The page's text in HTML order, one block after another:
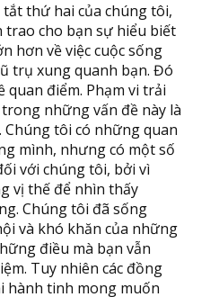
thứ hai của chúng tôi,
cho bạn sự hiểu biết
hơn về việc cuộc sống
trụ xung quanh bạn. Đó
điểm. Phạm vi trải
những vấn đề này là
tôi có những quan
mình, nhưng có một số
với chúng tôi, bởi vì
vị thế để nhìn thấy
Chúng tôi đã sống
và khó khăn của những
điều mà bạn vẫn
Tuy nhiên các đồng
hành tinh mong muốn